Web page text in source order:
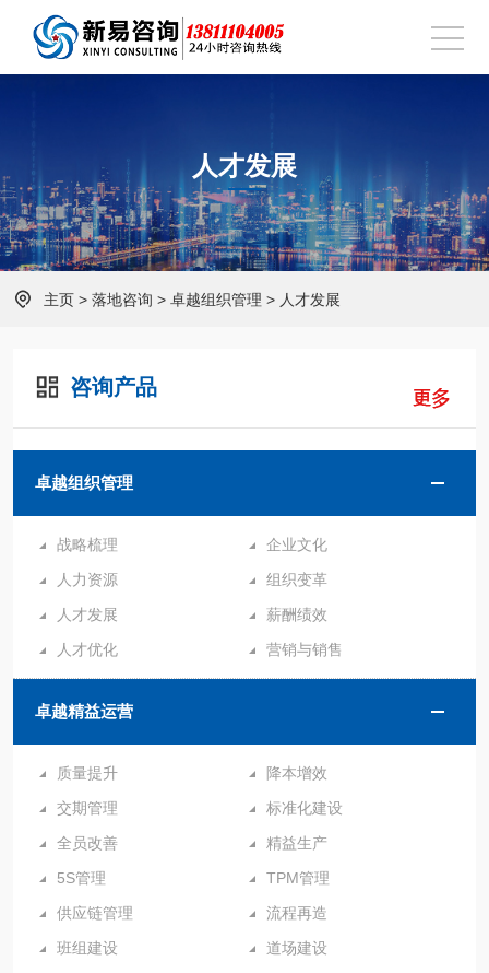
人才发展
主页 > 落地咨询 > 卓越组织管理 > 人才发展
咨询产品
卓越组织管理
战略梳理
企业文化
人力资源
组织变革
人才发展
薪酬绩效
人才优化
营销与销售
卓越精益运营
质量提升
降本增效
交期管理
标准化建设
全员改善
精益生产
5S管理
TPM管理
供应链管理
流程再造
班组建设
道场建设